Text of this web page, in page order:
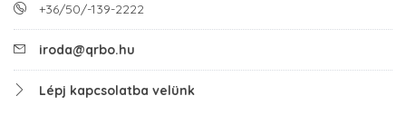
+36/50/-139-2222
iroda@qrbo.hu
Lépj kapcsolatba velünk